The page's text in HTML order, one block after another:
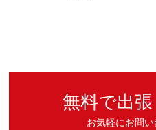
無料で出
お気軽にお問